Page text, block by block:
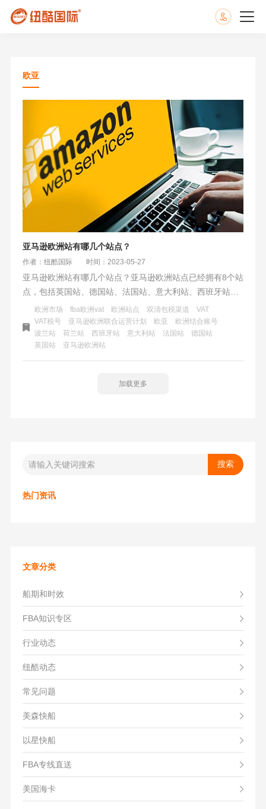
欧亚
亚马逊欧洲站有哪几个站点？
作者：纽酷国际 时间：2023-05-27
亚马逊欧洲站有哪几个站点？亚马逊欧洲站点已经拥有8个站
点，包括英国站、德国站、法国站、意大利站、西班牙站、
荷兰站、波兰站以及最新开通的瑞典站。这些欧洲站点简称
为欧亚站点，这是继北美站点（美亚）之后的第二大亚马逊
市场。欧洲站点不仅拥有购买力大，而且利润率也比较高，
是许多跨国电商经营的重要一环。
欧洲市场 fba欧洲vat 欧洲站点 双清包税渠道
VAT
VAT税号
亚马逊欧洲联合运营计划 欧亚
欧洲结合账号
波兰站
荷兰站 西班牙站 意大利站 法国站
德国站
英国站
亚马逊欧洲站
加载更多
热门资讯
文章分类
船期和时效
FBA知识专区
行业动态
纽酷动态
常见问题
美森快船
以星快船
FBA专线直送
美国海卡